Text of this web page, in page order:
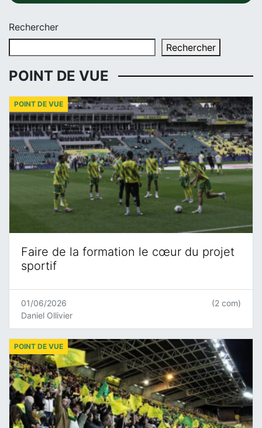
Rechercher
Rechercher
POINT DE VUE
Faire de la formation le cœur du projet
sportif
POINT DE VUE
01/06/2026
Daniel Ollivier
(2 com)
POINT DE VUE